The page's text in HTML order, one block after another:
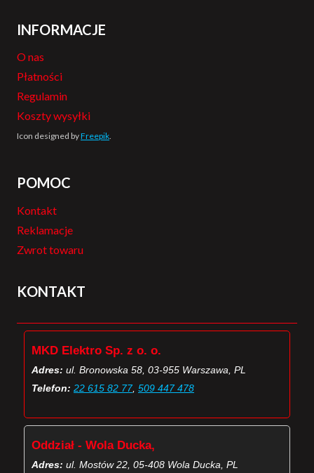
INFORMACJE
O nas
Płatności
Regulamin
Koszty wysyłki
Icon designed byFreepik.
POMOC
Kontakt
Reklamacje
Zwrot towaru
KONTAKT
MKD Elektro Sp. z o. o.
Adres: ul. Bronowska 58, 03-955 Warszawa, PL
Telefon: 22 615 82 77, 509 447 478
Oddział - Wola Ducka,
Adres: ul. Mostów 22, 05-408 Wola Ducka, PL